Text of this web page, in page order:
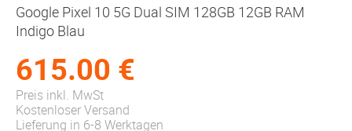
Google Pixel 10 5G Dual SIM 128GB 12GB RAM
Indigo Blau
615.00 €
Preis inkl. MwSt
Kostenloser Versand
Lieferung in 6-8 Werktagen